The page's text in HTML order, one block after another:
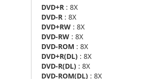
DVD+R : 8X
DVD-R : 8X
DVD+RW : 8X
DVD-RW : 8X
DVD-ROM : 8X
DVD+R(DL) : 8X
DVD-R(DL) : 8X
DVD-ROM(DL) : 8X